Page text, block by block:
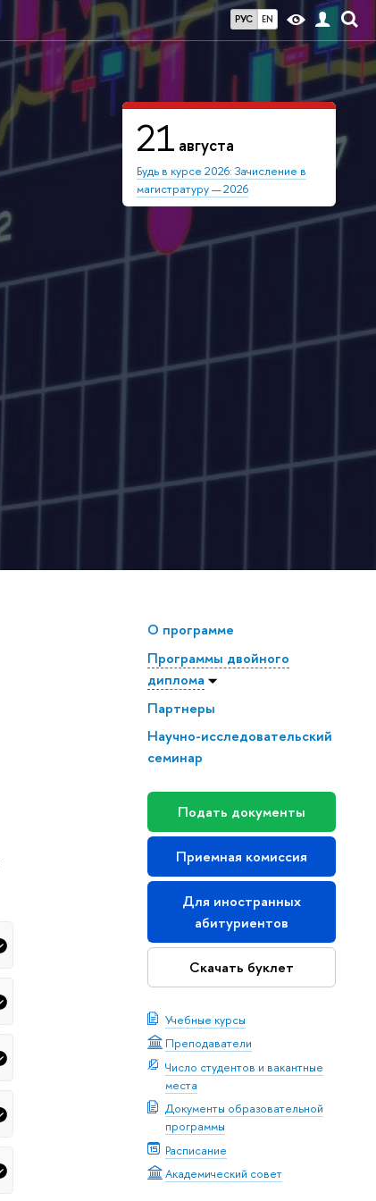
РУС EN
21 августа
Будь в курсе 2026: Зачисление в
магистратуру — 2026
О программе
Программы двойного
диплома
Партнеры
Научно-исследовательский
семинар
Подать документы
Приемная комиссия
Для иностранных
абитуриентов
Скачать буклет
Учебные курсы
Преподаватели
Число студентов и вакантные
места
Документы образовательной
программы
Расписание
Академический совет